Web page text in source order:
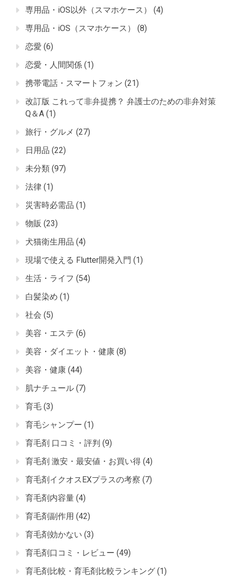
専用品・iOS以外（スマホケース）
(4)
専用品・iOS（スマホケース）
(8)
恋愛 (6)
恋愛・人間関係 (1)
携帯電話・スマートフォン (21)
改訂版 これって非弁提携？ 弁護士のための非弁対策
Q＆A (1)
旅行・グルメ (27)
日用品 (22)
未分類 (97)
法律 (1)
災害時必需品 (1)
物販 (23)
犬猫衛生用品 (4)
現場で使える Flutter開発入門 (1)
生活・ライフ (54)
白髪染め (1)
社会 (5)
美容・エステ (6)
美容・ダイエット・健康 (8)
美容・健康 (44)
肌ナチュール (7)
育毛 (3)
育毛シャンプー (1)
育毛剤 口コミ・評判 (9)
育毛剤 激安・最安値・お買い得 (4)
育毛剤イクオスEXプラスの考察 (7)
育毛剤内容量 (4)
育毛剤副作用 (42)
育毛剤効かない (3)
育毛剤口コミ・レビュー (49)
育毛剤比較・育毛剤比較ランキング (1)